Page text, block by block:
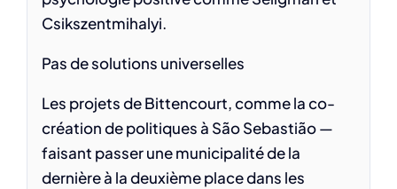
Csikszentmihalyi.
Pas de solutions universelles
Les projets de Bittencourt, comme la co-
création de politiques à São Sebastião —
faisant passer une municipalité de la
dernière à la deuxième place dans les